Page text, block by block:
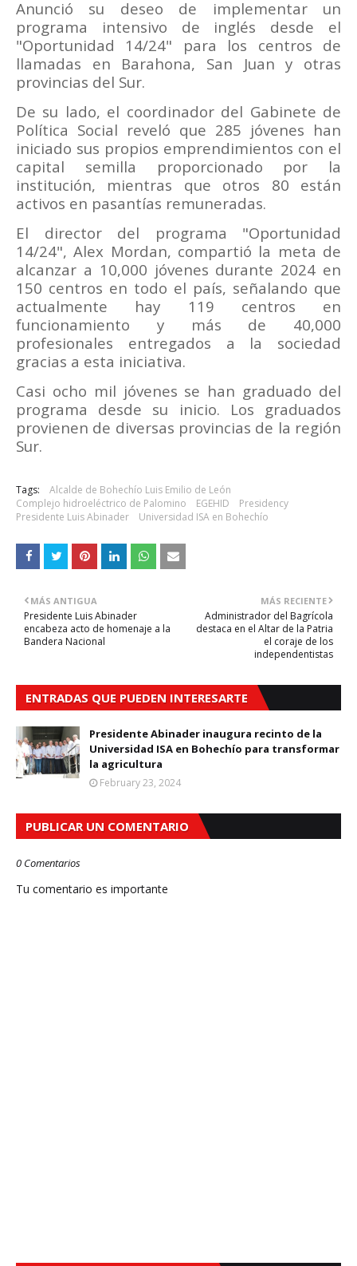
Anunció su deseo de implementar un
programa intensivo de inglés desde el
"Oportunidad 14/24" para los centros de
llamadas en Barahona, San Juan y otras
provincias del Sur.
De su lado, el coordinador del Gabinete de
Política Social reveló que 285 jóvenes han
iniciado sus propios emprendimientos con el
capital semilla proporcionado por la
institución, mientras que otros 80 están
activos en pasantías remuneradas.
El director del programa "Oportunidad
14/24", Alex Mordan, compartió la meta de
alcanzar a 10,000 jóvenes durante 2024 en
150 centros en todo el país, señalando que
actualmente hay 119 centros en
funcionamiento y más de 40,000
profesionales entregados a la sociedad
gracias a esta iniciativa.
Casi ocho mil jóvenes se han graduado del
programa desde su inicio. Los graduados
provienen de diversas provincias de la región
Sur.
Tags:
Alcalde de Bohechío Luis Emilio de León
Complejo hidroeléctrico de Palomino
EGEHID
Presidency
Presidente Luis Abinader
Universidad ISA en Bohechío
MÁS RECIENTE
Administrador del Bagrícola
destaca en el Altar de la Patria
el coraje de los
independentistas
MÁS ANTIGUA
Presidente Luis Abinader
encabeza acto de homenaje a la
Bandera Nacional
ENTRADAS QUE PUEDEN INTERESARTE
Presidente Abinader inaugura recinto de la
Universidad ISA en Bohechío para transformar
la agricultura
February 23, 2024
PUBLICAR UN COMENTARIO
0 Comentarios
Tu comentario es importante